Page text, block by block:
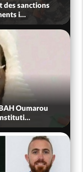
des sanctions
i...
Oumarou